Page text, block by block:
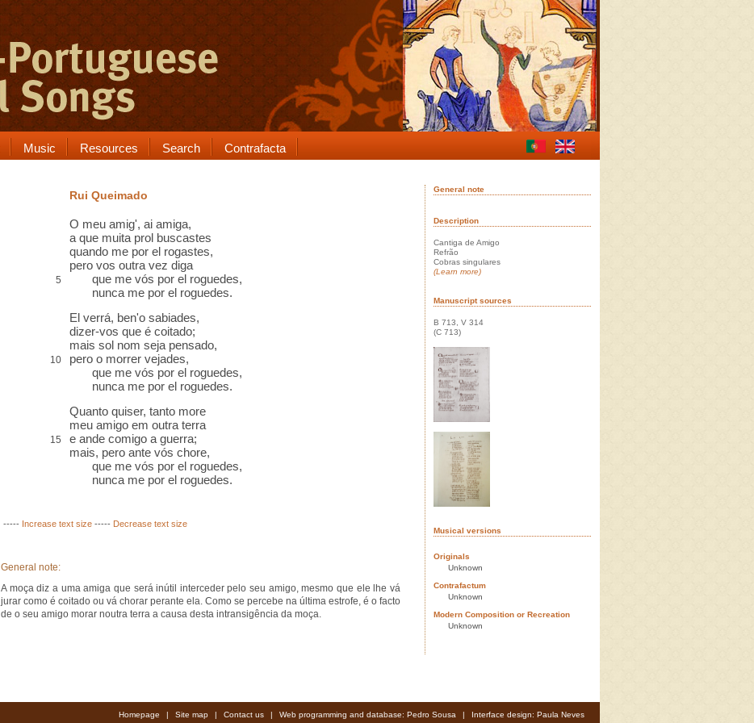
Music Resources Search Contrafacta
Rui Queimado
O meu amig', ai amiga,
a que muita prol buscastes
quando me por el rogastes,
pero vos outra vez diga
5
que me vós por el roguedes,
nunca me por el roguedes.
El verrá, ben'o sabiades,
dizer-vos que é coitado;
mais sol nom seja pensado,
10
pero o morrer vejades,
que me vós por el roguedes,
nunca me por el roguedes.
Quanto quiser, tanto more
meu amigo em outra terra
15
e ande comigo a guerra;
mais, pero ante vós chore,
que me vós por el roguedes,
nunca me por el roguedes.
----- Increase text size ----- Decrease text size
General note:
A moça diz a uma amiga que será inútil interceder pelo seu amigo, mesmo que ele lhe vá
jurar como é coitado ou vá chorar perante ela. Como se percebe na última estrofe, é o facto
de o seu amigo morar noutra terra a causa desta intransigência da moça.
General note
Description
Cantiga de Amigo
Refrão
Cobras singulares
(Learn more)
Manuscript sources
B 713, V 314
(C 713)
Musical versions
Originals
Unknown
Contrafactum
Unknown
Modern Composition or Recreation
Unknown
Homepage | Site map | Contact us | Web programming and database: Pedro Sousa | Interface design: Paula Neves